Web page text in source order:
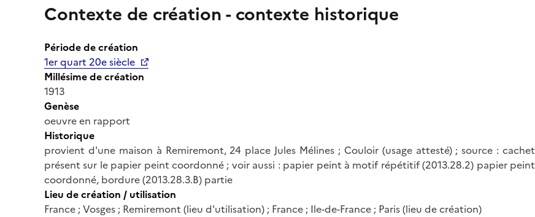
Contexte de création - contexte historique
Période de création
1er quart 20e siècle
Millésime de création
1913
Genèse
oeuvre en rapport
Historique
provient d'une maison à Remiremont, 24 place Jules Mélines ; Couloir (usage attesté) ; source : cachet
présent sur le papier peint coordonné ; voir aussi : papier peint à motif répétitif (2013.28.2) papier peint
coordonné, bordure (2013.28.3.B) partie
Lieu de création / utilisation
France ; Vosges ; Remiremont (lieu d'utilisation) ; France ; Ile-de-France ; Paris (lieu de création)